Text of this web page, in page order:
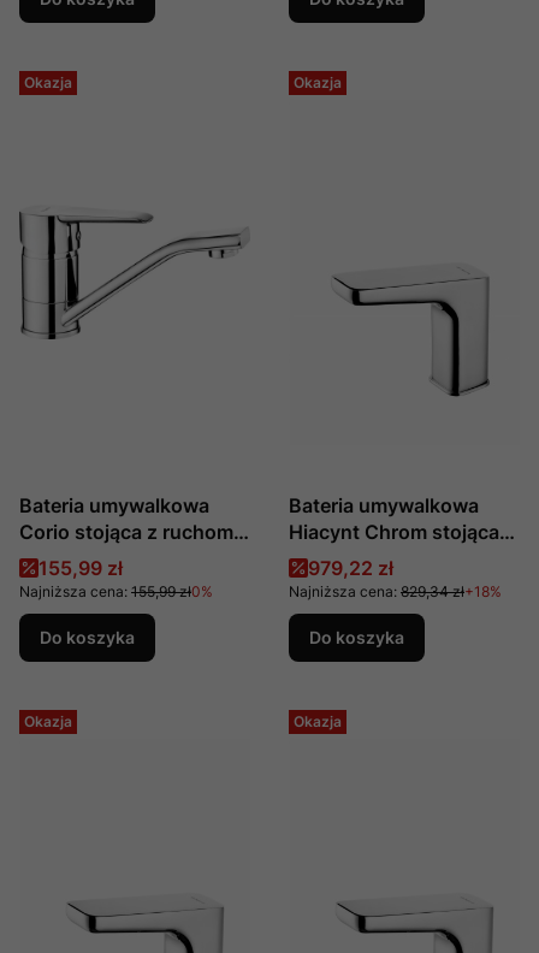
Okazja
Bateria umywalkowa
Corio stojąca z ruchomą
wylewką BFC 026M
Cena promocyjna
155,99 zł
Najniższa cena: 155,99 zł0%
Do koszyka
Okazja
Bateria umywalkowa
Hiacynt Chrom stojąca
sensorowa (4xAA)
produkcji Deante
Cena promocyjna
979,22 zł
Najniższa cena: 829,34 zł+18%
Do koszyka
Okazja Okazja